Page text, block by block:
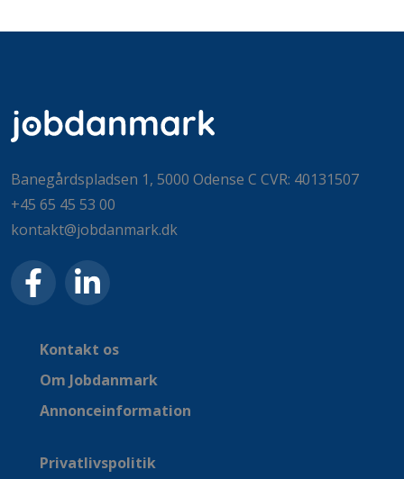
Banegårdspladsen 1, 5000 Odense C CVR: 40131507
+45 65 45 53 00
kontakt@jobdanmark.dk
Kontakt os
Om Jobdanmark
Annonceinformation
Privatlivspolitik